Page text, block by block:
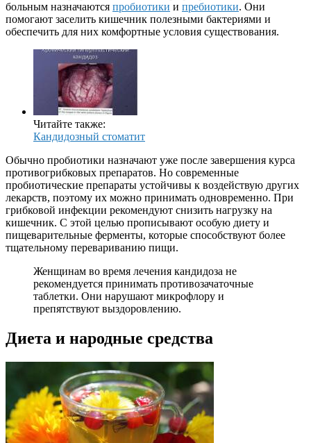
больным назначаются пробиотики и пребиотики. Они
помогают заселить кишечник полезными бактериями и
обеспечить для них комфортные условия существования.
Читайте также:
Кандидозный стоматит
Обычно пробиотики назначают уже после завершения курса
противогрибковых препаратов. Но современные
пробиотические препараты устойчивы к воздействую других
лекарств, поэтому их можно принимать одновременно. При
грибковой инфекции рекомендуют снизить нагрузку на
кишечник. С этой целью прописывают особую диету и
пищеварительные ферменты, которые способствуют более
тщательному перевариванию пищи.
Женщинам во время лечения кандидоза не
рекомендуется принимать противозачаточные
таблетки. Они нарушают микрофлору и
препятствуют выздоровлению.
Диета и народные средства